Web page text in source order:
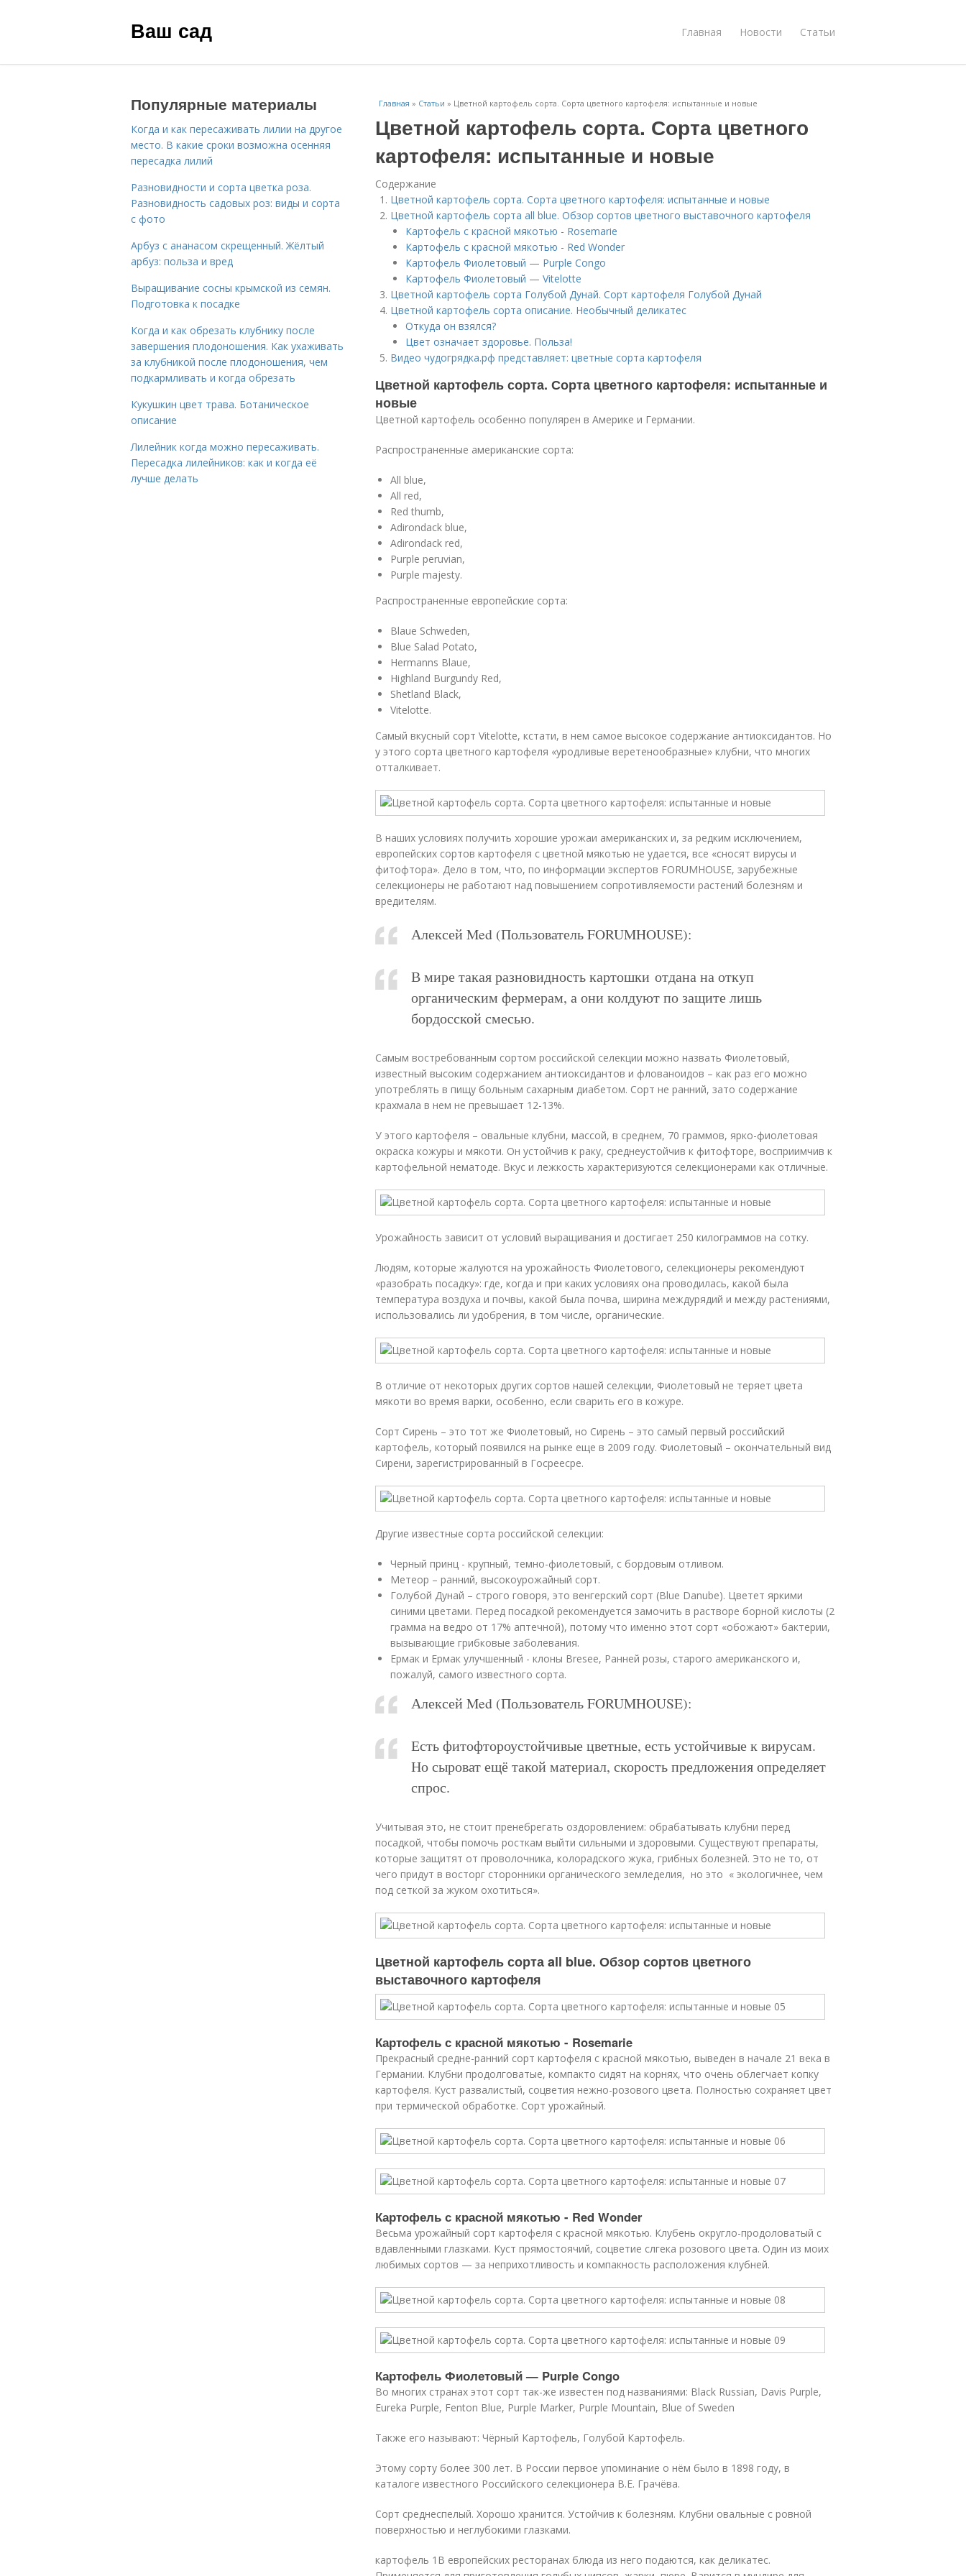
Ваш сад Главная Новости Статьи
Главная » Статьи » Цветной картофель сорта. Сорта цветного картофеля: испытанные и новые
Цветной картофель сорта. Сорта цветного
картофеля: испытанные и новые
Содержание
Цветной картофель сорта. Сорта цветного картофеля: испытанные и новые
Цветной картофель сорта all blue. Обзор сортов цветного выставочного картофеля
Картофель с красной мякотью - Rosemarie
Картофель с красной мякотью - Red Wonder
Картофель Фиолетовый — Purple Congo
Картофель Фиолетовый — Vitelotte
Цветной картофель сорта Голубой Дунай. Сорт картофеля Голубой Дунай
Цветной картофель сорта описание. Необычный деликатес
Откуда он взялся?
Цвет означает здоровье. Польза!
Видео чудогрядка.рф представляет: цветные сорта картофеля
Цветной картофель сорта. Сорта цветного картофеля: испытанные и
новые
Цветной картофель особенно популярен в Америке и Германии.
Распространенные американские сорта:
All blue,
All red,
Red thumb,
Adirondack blue,
Adirondack red,
Purple peruvian,
Purple majesty.
Распространенные европейские сорта:
Blaue Schweden,
Blue Salad Potato,
Hermanns Blaue,
Highland Burgundy Red,
Shetland Black,
Vitelotte.
Самый вкусный сорт Vitelotte, кстати, в нем самое высокое содержание антиоксидантов. Но
у этого сорта цветного картофеля «уродливые веретенообразные» клубни, что многих
отталкивает.
В наших условиях получить хорошие урожаи американских и, за редким исключением,
европейских сортов картофеля с цветной мякотью не удается, все «сносят вирусы и
фитофтора». Дело в том, что, по информации экспертов FORUMHOUSE, зарубежные
селекционеры не работают над повышением сопротивляемости растений болезням и
вредителям.
Алексей Med (Пользователь FORUMHOUSE):
В мире такая разновидность картошки отдана на откуп
органическим фермерам, а они колдуют по защите лишь
бордосской смесью.
Самым востребованным сортом российской селекции можно назвать Фиолетовый,
известный высоким содержанием антиоксидантов и флованоидов – как раз его можно
употреблять в пищу больным сахарным диабетом. Сорт не ранний, зато содержание
крахмала в нем не превышает 12-13%.
У этого картофеля – овальные клубни, массой, в среднем, 70 граммов, ярко-фиолетовая
окраска кожуры и мякоти. Он устойчив к раку, среднеустойчив к фитофторе, восприимчив к
картофельной нематоде. Вкус и лежкость характеризуются селекционерами как отличные.
Урожайность зависит от условий выращивания и достигает 250 килограммов на сотку.
Людям, которые жалуются на урожайность Фиолетового, селекционеры рекомендуют
«разобрать посадку»: где, когда и при каких условиях она проводилась, какой была
температура воздуха и почвы, какой была почва, ширина междурядий и между растениями,
использовались ли удобрения, в том числе, органические.
В отличие от некоторых других сортов нашей селекции, Фиолетовый не теряет цвета
мякоти во время варки, особенно, если сварить его в кожуре.
Сорт Сирень – это тот же Фиолетовый, но Сирень – это самый первый российский
картофель, который появился на рынке еще в 2009 году. Фиолетовый – окончательный вид
Сирени, зарегистрированный в Госреесре.
Другие известные сорта российской селекции:
Черный принц - крупный, темно-фиолетовый, с бордовым отливом.
Метеор – ранний, высокоурожайный сорт.
Голубой Дунай – строго говоря, это венгерский сорт (Blue Danube). Цветет яркими
синими цветами. Перед посадкой рекомендуется замочить в растворе борной кислоты (2
грамма на ведро от 17% аптечной), потому что именно этот сорт «обожают» бактерии,
вызывающие грибковые заболевания.
Ермак и Ермак улучшенный - клоны Bresee, Ранней розы, старого американского и,
пожалуй, самого известного сорта.
Алексей Med (Пользователь FORUMHOUSE):
Есть фитофтороустойчивые цветные, есть устойчивые к вирусам.
Но сыроват ещё такой материал, скорость предложения определяет
спрос.
Учитывая это, не стоит пренебрегать оздоровлением: обрабатывать клубни перед
посадкой, чтобы помочь росткам выйти сильными и здоровыми. Существуют препараты,
которые защитят от проволочника, колорадского жука, грибных болезней. Это не то, от
чего придут в восторг сторонники органического земледелия, но это « экологичнее, чем
под сеткой за жуком охотиться».
Цветной картофель сорта all blue. Обзор сортов цветного
выставочного картофеля
Картофель с красной мякотью - Rosemarie
Прекрасный средне-ранний сорт картофеля с красной мякотью, выведен в начале 21 века в
Германии. Клубни продолговатые, компакто сидят на корнях, что очень облегчает копку
картофеля. Куст развалистый, соцветия нежно-розового цвета. Полностью сохраняет цвет
при термической обработке. Сорт урожайный.
Картофель с красной мякотью - Red Wonder
Весьма урожайный сорт картофеля с красной мякотью. Клубень округло-продоловатый с
вдавленными глазками. Куст прямостоячий, соцветие слгека розового цвета. Один из моих
любимых сортов — за неприхотливость и компакность расположения клубней.
Картофель Фиолетовый — Purple Congo
Во многих странах этот сорт так-же известен под названиями: Black Russian, Davis Purple,
Eureka Purple, Fenton Blue, Purple Marker, Purple Mountain, Blue of Sweden
Также его называют: Чёрный Картофель, Голубой Картофель.
Этому сорту более 300 лет. В России первое упоминание о нём было в 1898 году, в
каталоге известного Российского селекционера В.Е. Грачёва.
Сорт среднеспелый. Хорошо хранится. Устойчив к болезням. Клубни овальные с ровной
поверхностью и неглубокими глазками.
картофель 1В европейских ресторанах блюда из него подаются, как деликатес.
Популярные материалы
Когда и как пересаживать лилии на другое
место. В какие сроки возможна осенняя
пересадка лилий
Разновидности и сорта цветка роза.
Разновидность садовых роз: виды и сорта
с фото
Арбуз с ананасом скрещенный. Жёлтый
арбуз: польза и вред
Выращивание сосны крымской из семян.
Подготовка к посадке
Когда и как обрезать клубнику после
завершения плодоношения. Как ухаживать
за клубникой после плодоношения, чем
подкармливать и когда обрезать
Кукушкин цвет трава. Ботаническое
описание
Лилейник когда можно пересаживать.
Пересадка лилейников: как и когда её
лучше делать